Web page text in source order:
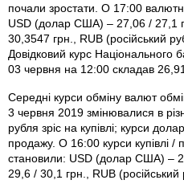
почали зростати. О 17:00
USD (долар США) – 27,06 / 27,1
30,3547 грн., RUB (російський
Довідковий курс
03 червня на 12:00 складав
Середні курси обміну валют
3 червня 2019 змінювалися в
рубля зріс на купівлі; курси
продажу. О 16:00 курси купівлі
становили: USD (долар США) –
29,6 / 30,1 грн., RUB